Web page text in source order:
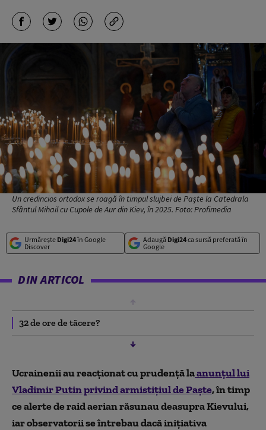
Un credincios ortodox se roagă în timpul slujbei de Paște la Catedrala
Sfântul Mihail cu Cupole de Aur din Kiev, în 2025. Foto: Profimedia
Urmărește Digi24în Google
Discover
Adaugă Digi24ca sursă preferată în
Google
DIN ARTICOL
32 de ore de tăcere?
Ucrainenii au reacționat cu prudență laanunțul lui
Vladimir Putin privind armistițiul de Paște, în timp
ce alerte de raid aerian răsunau deasupra Kievului,
iar observatorii se întrebau dacă inițiativa